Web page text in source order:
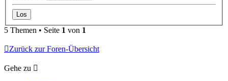
5 Themen • Seite 1 von 1
Zurück zur Foren-Übersicht
Gehe zu